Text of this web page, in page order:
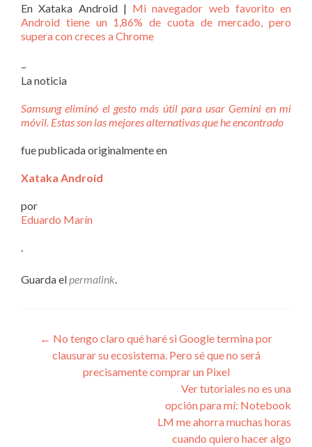
En Xataka Android | Mi navegador web favorito en
Android tiene un 1,86% de cuota de mercado, pero
supera con creces a Chrome
–
La noticia
Samsung eliminó el gesto más útil para usar Gemini en mi
móvil. Estas son las mejores alternativas que he encontrado
fue publicada originalmente en
Xataka Android
por
Eduardo Marín
Guarda el permalink
Navegación
← No tengo claro qué haré si Google termina por
clausurar su ecosistema. Pero sé que no será
precisamente comprar un Pixel
Ver tutoriales no es una
opción para mí: Notebook
LM me ahorra muchas horas
cuando quiero hacer algo